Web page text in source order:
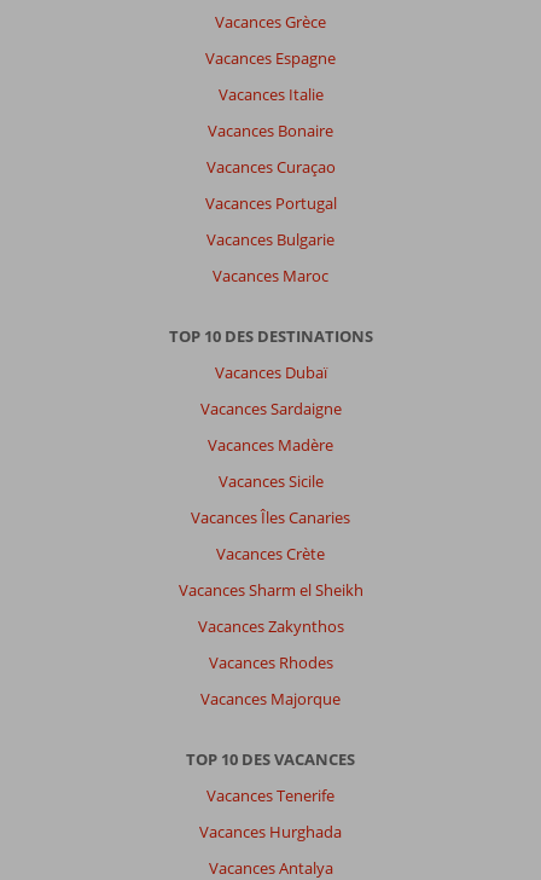
Vacances Grèce
Vacances Espagne
Vacances Italie
Vacances Bonaire
Vacances Curaçao
Vacances Portugal
Vacances Bulgarie
Vacances Maroc
TOP 10 DES DESTINATIONS
Vacances Dubaï
Vacances Sardaigne
Vacances Madère
Vacances Sicile
Vacances Îles Canaries
Vacances Crète
Vacances Sharm el Sheikh
Vacances Zakynthos
Vacances Rhodes
Vacances Majorque
TOP 10 DES VACANCES
Vacances Tenerife
Vacances Hurghada
Vacances Antalya